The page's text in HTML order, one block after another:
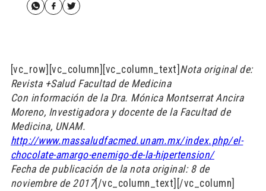
[vc_row][vc_column][vc_column_text] Nota original de:
Revista +Salud Facultad de Medicina
Con información de la Dra. Mónica Montserrat Ancira
Moreno, Investigadora y docente de la Facultad de
Medicina, UNAM.
http://www.massaludfacmed.unam.mx/index.php/el-
chocolate-amargo-enemigo-de-la-hipertension/
Fecha de publicación de la nota original: 8 de
noviembre de 2017[/vc_column_text][/vc_column]